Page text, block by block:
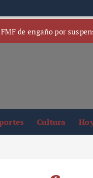
de engaño por
Cultura